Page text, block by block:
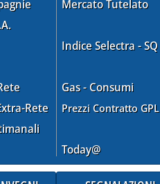
Rete
Mercato Tutelato
Indice Selectra - SQ
Gas - Consumi
Prezzi Contratto GPL
Today@